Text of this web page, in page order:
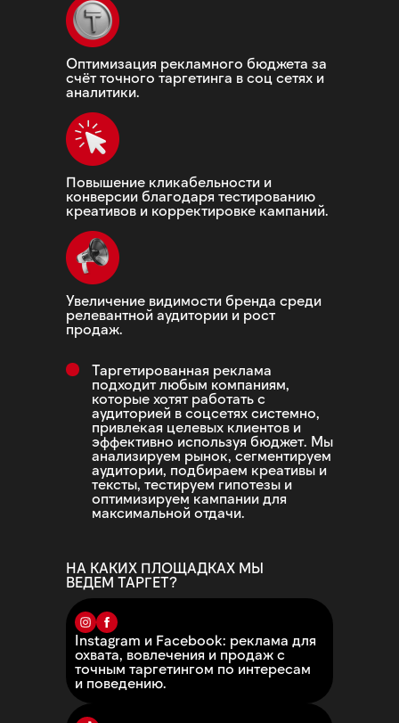
НА КАКИХ ПЛОЩАДКАХ МЫ
ВЕДЕМ ТАРГЕТ?
Instagram и Facebook: реклама для
охвата, вовлечения и продаж с
точным таргетингом по интересам
и поведению.
Таргетированная реклама
подходит любым компаниям,
которые хотят работать с
аудиторией в соцсетях системно,
привлекая целевых клиентов и
эффективно используя бюджет. Мы
анализируем рынок, сегментируем
аудитории, подбираем креативы и
тексты, тестируем гипотезы и
оптимизируем кампании для
максимальной отдачи.
Увеличение видимости бренда среди
релевантной аудитории и рост
продаж.
Повышение кликабельности и
конверсии благодаря тестированию
креативов и корректировке кампаний.
Оптимизация рекламного бюджета за
счёт точного таргетинга в соц сетях и
аналитики.